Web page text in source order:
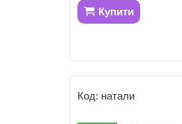
Купити
натали